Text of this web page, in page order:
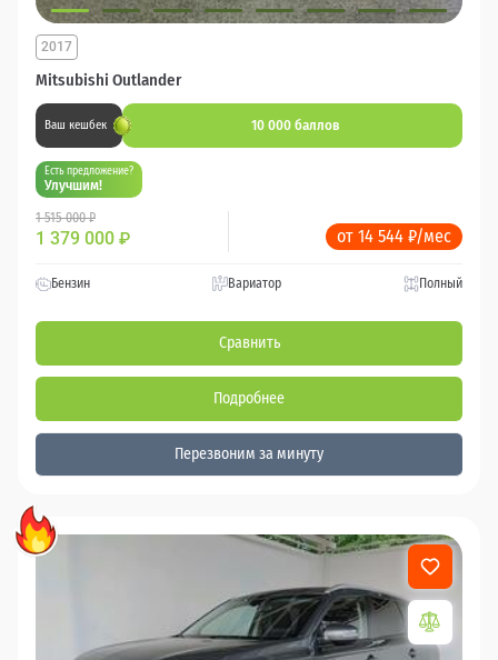
Mitsubishi Outlander
2017
Ваш кешбек 10 000 баллов
Есть предложение?
Улучшим!
1 515 000 ₽
1 379 000 ₽ от 14 544 ₽/мес
Бензин Вариатор Полный
Сравнить
Подробнее
Перезвоним за минуту